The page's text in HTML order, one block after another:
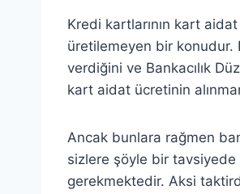
Kredi kartlarının kart
üretilemeyen bir
verdiğini ve Bankacılık
kart aidat ücretinin
Ancak bunlara rağmen
sizlere şöyle bir tavsiyede
gerekmektedir. Aksi